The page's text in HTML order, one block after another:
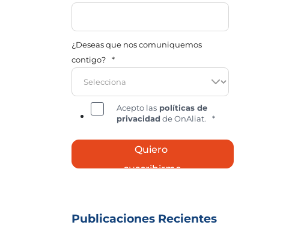
¿Deseas que nos comuniquemos
contigo?
*
Acepto las políticas de
privacidad de OnAliat. *
Publicaciones Recientes